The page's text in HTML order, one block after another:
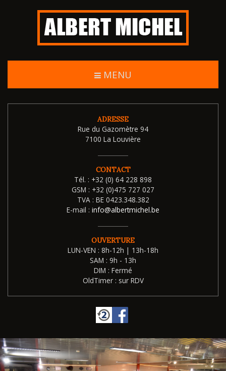
MENU
ADRESSE
Rue du Gazomètre 94
7100 La Louvière
CONTACT
Tél. : +32 (0) 64 228 898
GSM : +32 (0)475 727 027
TVA : BE 0423.348.382
E-mail : info@albertmichel.be
OUVERTURE
LUN-VEN : 8h-12h | 13h-18h
SAM : 9h - 13h
DIM : Fermé
OldTimer : sur RDV